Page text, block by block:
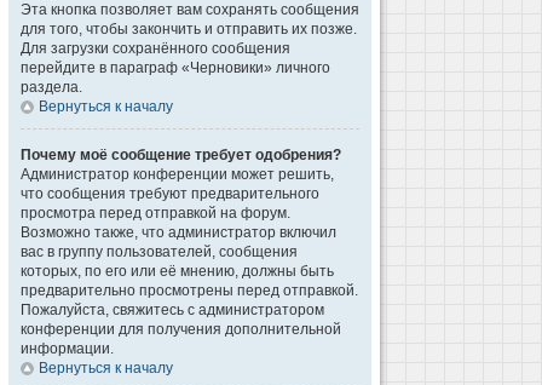
Эта кнопка позволяет вам сохранять сообщения
для того, чтобы закончить и отправить их позже.
Для загрузки сохранённого сообщения
перейдите в параграф «Черновики» личного
раздела.
Вернуться к началу
Почему моё сообщение требует одобрения?
Администратор конференции может решить,
что сообщения требуют предварительного
просмотра перед отправкой на форум.
Возможно также, что администратор включил
вас в группу пользователей, сообщения
которых, по его или её мнению, должны быть
предварительно просмотрены перед отправкой.
Пожалуйста, свяжитесь с администратором
конференции для получения дополнительной
информации.
Вернуться к началу